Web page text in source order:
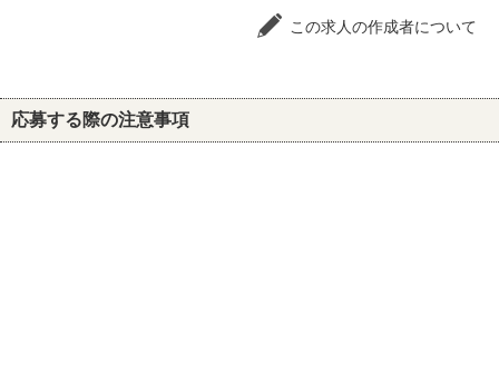
この求人の作成者について
応募する際の注意事項